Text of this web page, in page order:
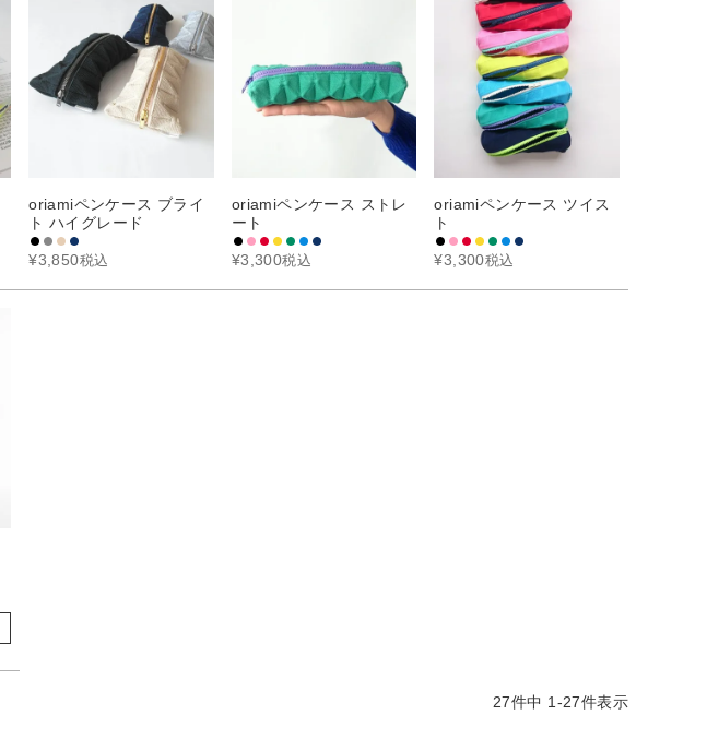
oriamiペンケース ブライ
ト ハイグレード
¥3,850税込
oriamiペンケース ストレ
ート
¥3,300税込
oriamiペンケース ツイス
ト
¥3,300税込
27件中 1-27件表示